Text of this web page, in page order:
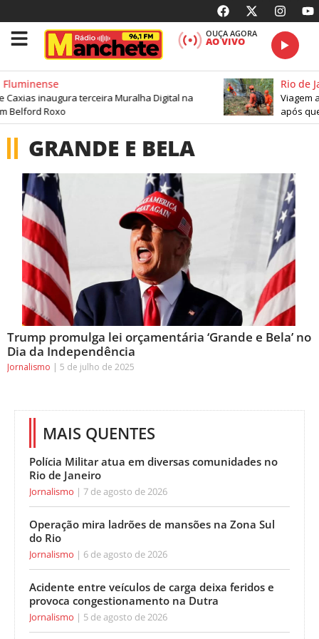
OUÇA AGORA
AO VIVO
Caxias inaugura terceira Muralha Digital na
Belford Roxo
Rio de
Viagem
após
GRANDE E BELA
Trump promulga lei orçamentária ‘Grande e Bela’ no
Dia da Independência
Jornalismo 5 de julho de 2025
MAIS QUENTES
Polícia Militar atua em diversas comunidades no
Rio de Janeiro
Jornalismo 7 de agosto de 2026
Operação mira ladrões de mansões na Zona Sul
do Rio
Jornalismo 6 de agosto de 2026
Acidente entre veículos de carga deixa feridos e
provoca congestionamento na Dutra
Jornalismo 5 de agosto de 2026